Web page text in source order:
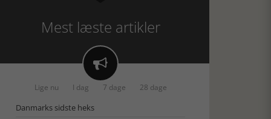
Mest læste artikler

Lige nu I dag 7 dage 28 dage
Danmarks sidste heks